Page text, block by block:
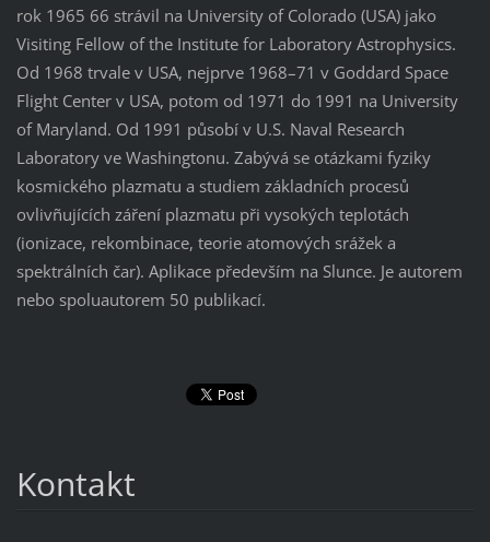
rok 1965 66 strávil na University of Colorado (USA) jako
Visiting Fellow of the Institute for Laboratory Astrophysics.
Od 1968 trvale v USA, nejprve 1968–71 v Goddard Space
Flight Center v USA, potom od 1971 do 1991 na University
of Maryland. Od 1991 působí v U.S. Naval Research
Laboratory ve Washingtonu. Zabývá se otázkami fyziky
kosmického plazmatu a studiem základních procesů
ovlivñujících záření plazmatu při vysokých teplotách
(ionizace, rekombinace, teorie atomových srážek a
spektrálních čar). Aplikace především na Slunce. Je autorem
nebo spoluautorem 50 publikací.
Kontakt